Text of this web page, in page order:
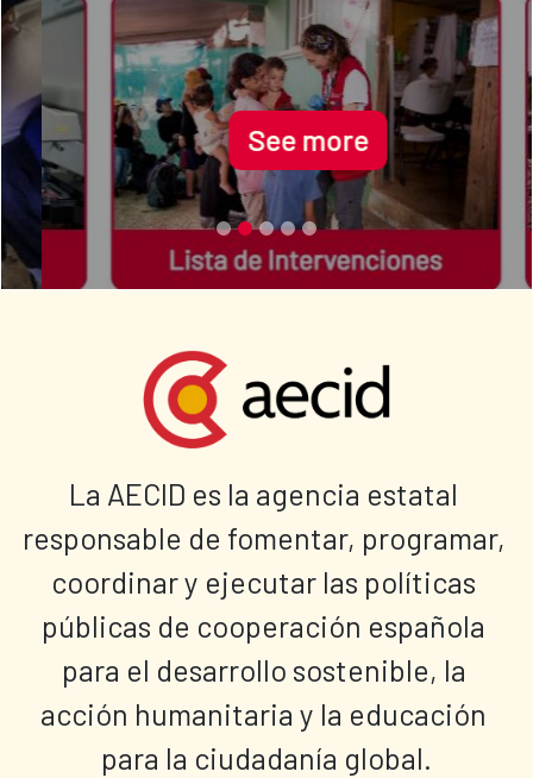
See more
La AECID es la agencia estatal
responsable de fomentar, programar,
coordinar y ejecutar las políticas
públicas de cooperación española
para el desarrollo sostenible, la
acción humanitaria y la educación
para la ciudadanía global.